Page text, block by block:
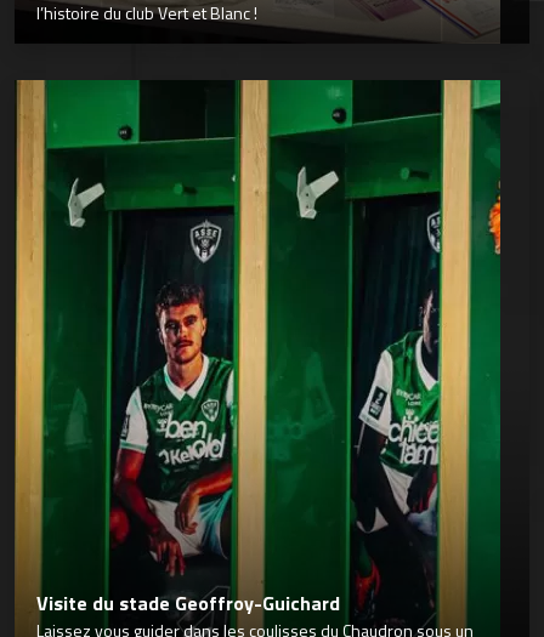
l’histoire du club Vert et Blanc !
Visite du stade Geoffroy-Guichard
Laissez vous guider dans les coulisses du Chaudron sous un